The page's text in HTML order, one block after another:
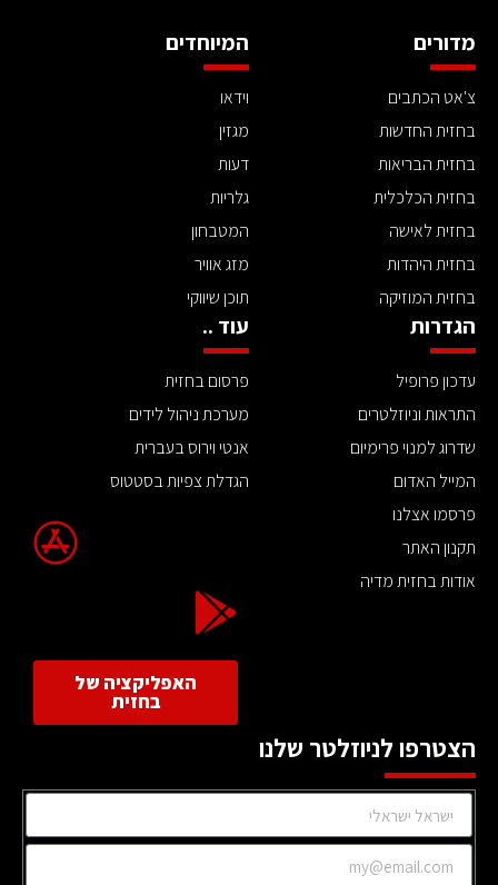
מדורים
צ'אט הכתבים
בחזית החדשות
בחזית הבריאות
בחזית הכלכלית
בחזית לאישה
בחזית היהדות
בחזית המוזיקה
המיוחדים
וידאו
מגזין
דעות
גלריות
המטבחון
מזג אוויר
תוכן שיווקי
הגדרות
עדכון פרופיל
התראות וניוזלטרים
שדרוג למנוי פרימיום
המייל האדום
פרסמו אצלנו
תקנון האתר
אודות בחזית מדיה
עוד ..
פרסום בחזית
מערכת ניהול לידים
אנטי וירוס בעברית
הגדלת צפיות בסטטוס
האפליקציה של
בחזית
הצטרפו לניוזלטר שלנו